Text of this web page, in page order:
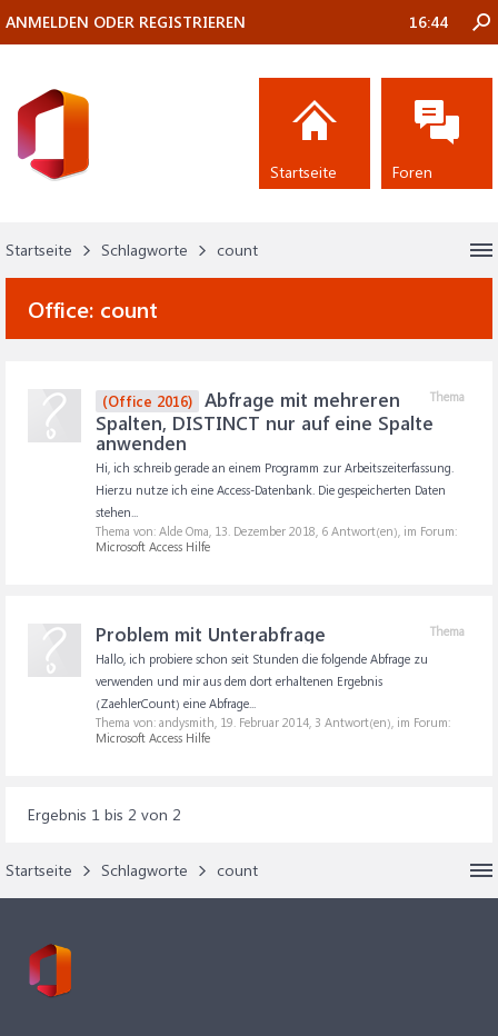
Startseite Schlagworte count
Office: count
Thema
(Office 2016)
Abfrage mit mehreren
Spalten, DISTINCT nur auf eine Spalte
anwenden
Hi, ich schreib gerade an einem Programm zur Arbeitszeiterfassung.
Hierzu nutze ich eine Access-Datenbank. Die gespeicherten Daten
stehen...
Thema von: Alde Oma, 13. Dezember 2018, 6 Antwort(en), im Forum:
Microsoft Access Hilfe
Thema
Problem mit Unterabfrage
Hallo, ich probiere schon seit Stunden die folgende Abfrage zu
verwenden und mir aus dem dort erhaltenen Ergebnis
(ZaehlerCount) eine Abfrage...
Thema von: andysmith, 19. Februar 2014, 3 Antwort(en), im Forum:
Microsoft Access Hilfe
Ergebnis 1 bis 2 von 2
Startseite Schlagworte count
ANMELDEN ODER REGISTRIEREN 16:44
Startseite Foren